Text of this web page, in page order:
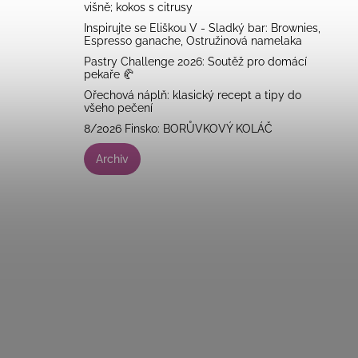
višně; kokos s citrusy
Inspirujte se Eliškou V - Sladký bar: Brownies,
Espresso ganache, Ostružinová namelaka
Pastry Challenge 2026: Soutěž pro domácí
pekaře 🥐
Ořechová náplň: klasický recept a tipy do
všeho pečení
8/2026 Finsko: BORŮVKOVÝ KOLÁČ
Archiv